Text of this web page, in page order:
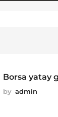
Borsa yatay
by admin